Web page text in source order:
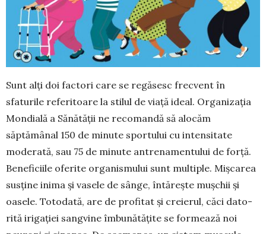
Sunt alți doi factori care se regăsesc frecvent în
sfaturile referitoare la stilul de viață ideal. Orga­nizația
Mondială a Sănătății ne recomandă să alocăm
săptămânal 150 de minute sportului cu in­tensitate
moderată, sau 75 de minute antre­na­men­tului de forță.
Beneficiile oferite organismului sunt multiple. Mișcarea
susține inima și vasele de sân­ge, întărește mușchii și
oasele. Totodată, are de pro­fitat și creierul, căci da­to­
rită irigației sangvine îmbună­tățite se formează noi